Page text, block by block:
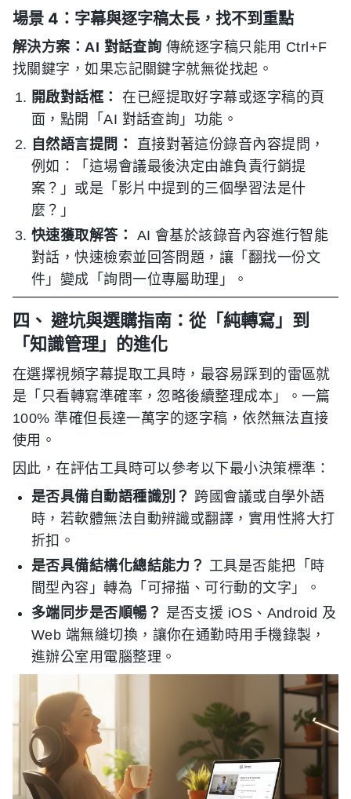
場景 4：字幕與逐字稿太長，找不到重點
解決方案：AI 對話查詢 傳統逐字稿只能用 Ctrl+F
找關鍵字，如果忘記關鍵字就無從找起。
開啟對話框：
在已經提取好字幕或逐字稿的頁
面，點開「AI 對話查詢」功能。
自然語言提問：
直接對著這份錄音內容提問，
例如：「這場會議最後決定由誰負責行銷提
案？」或是「影片中提到的三個學習法是什
麼？」
快速獲取解答：
AI 會基於該錄音內容進行智能
對話，快速檢索並回答問題，讓「翻找一份文
件」變成「詢問一位專屬助理」。
四、 避坑與選購指南：從「純轉寫」到
「知識管理」的進化
在選擇視頻字幕提取工具時，最容易踩到的雷區就
是「只看轉寫準確率，忽略後續整理成本」。一篇
100% 準確但長達一萬字的逐字稿，依然無法直接
使用。
因此，在評估工具時可以參考以下最小決策標準：
是否具備自動語種識別？ 跨國會議或自學外語
時，若軟體無法自動辨識或翻譯，實用性將大打
折扣。
是否具備結構化總結能力？ 工具是否能把「時
間型內容」轉為「可掃描、可行動的文字」。
多端同步是否順暢？ 是否支援 iOS、Android 及
Web 端無縫切換，讓你在通勤時用手機錄製，
進辦公室用電腦整理。